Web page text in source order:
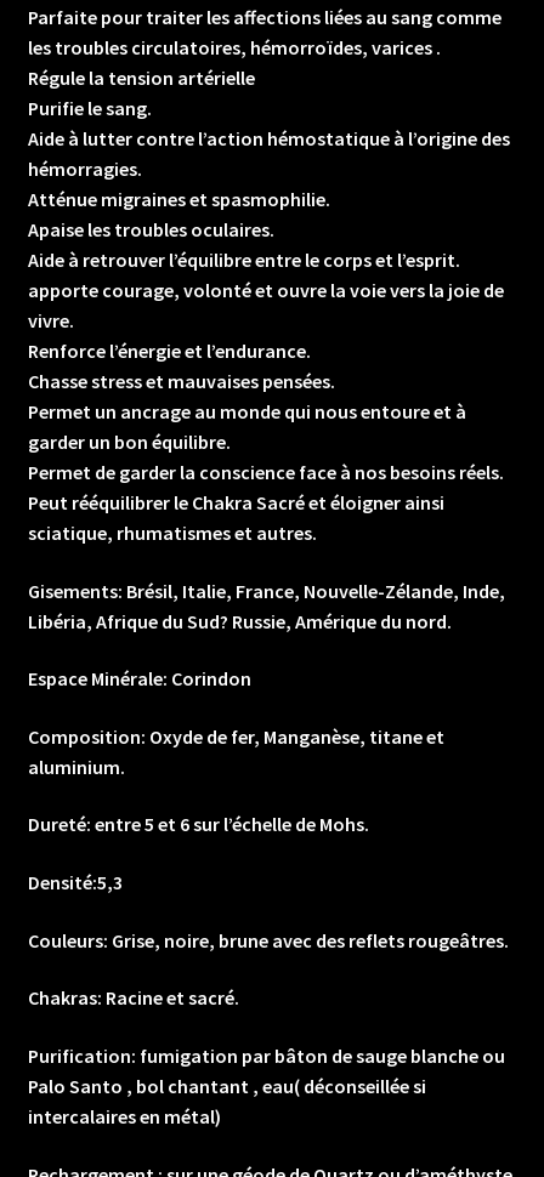
Parfaite pour traiter les affections liées au sang comme
les troubles circulatoires, hémorroïdes, varices .
Régule la tension artérielle
Purifie le sang.
Aide à lutter contre l’action hémostatique à l’origine des
hémorragies.
Atténue migraines et spasmophilie.
Apaise les troubles oculaires.
Aide à retrouver l’équilibre entre le corps et l’esprit.
apporte courage, volonté et ouvre la voie vers la joie de
vivre.
Renforce l’énergie et l’endurance.
Chasse stress et mauvaises pensées.
Permet un ancrage au monde qui nous entoure et à
garder un bon équilibre.
Permet de garder la conscience face à nos besoins réels.
Peut rééquilibrer le Chakra Sacré et éloigner ainsi
sciatique, rhumatismes et autres.
Gisements: Brésil, Italie, France, Nouvelle-Zélande, Inde,
Libéria, Afrique du Sud? Russie, Amérique du nord.
Espace Minérale: Corindon
Composition: Oxyde de fer, Manganèse, titane et
aluminium.
Dureté: entre 5 et 6 sur l’échelle de Mohs.
Densité:5,3
Couleurs: Grise, noire, brune avec des reflets rougeâtres.
Chakras: Racine et sacré.
Purification: fumigation par bâton de sauge blanche ou
Palo Santo , bol chantant , eau( déconseillée si
intercalaires en métal)